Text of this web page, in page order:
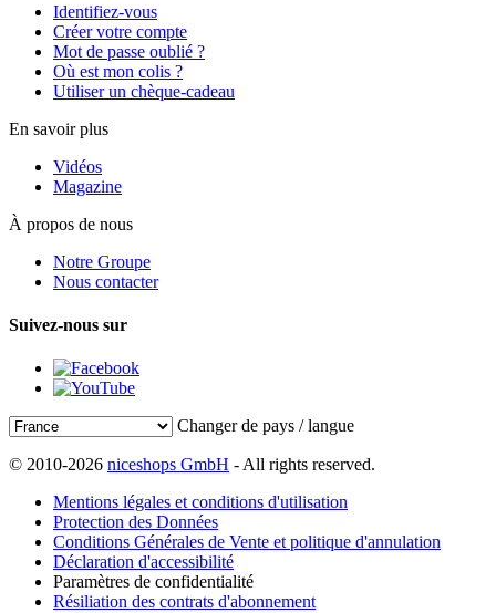
Identifiez-vous
Créer votre compte
Mot de passe oublié ?
Où est mon colis ?
Utiliser un chèque-cadeau
En savoir plus
Vidéos
Magazine
À propos de nous
Notre Groupe
Nous contacter
Suivez-nous sur
Changer de pays / langue
© 2010-2026 niceshops GmbH - All rights reserved.
Mentions légales et conditions d'utilisation
Protection des Données
Conditions Générales de Vente et politique d'annulation
Déclaration d'accessibilité
Paramètres de confidentialité
Résiliation des contrats d'abonnement